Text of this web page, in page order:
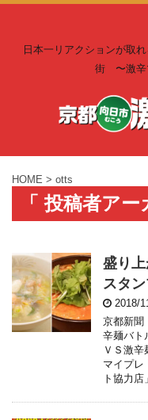
日本一リアクションが取
街 〜激辛
HOME > otts
「 投稿者ア
盛り
スタ
2018/
京都新
辛麺バト
ＶＳ激
マイプレ
ト協力店」